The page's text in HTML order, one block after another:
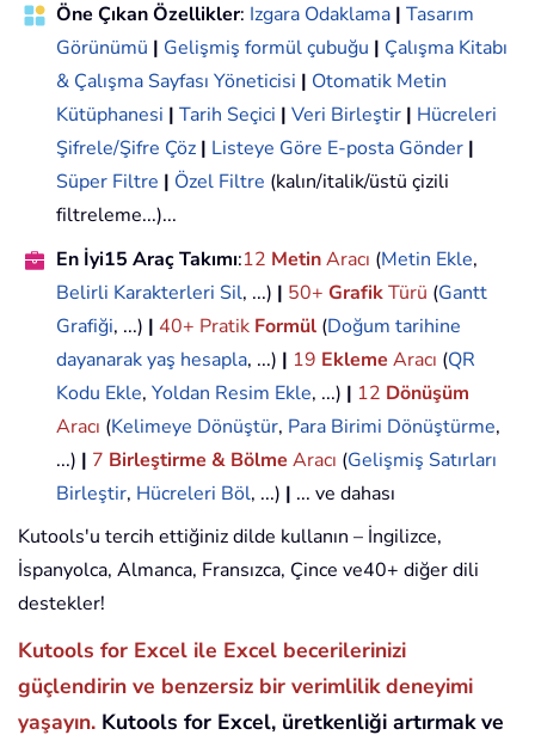
Öne Çıkan Özellikler: Izgara Odaklama | Tasarım
Görünümü | Gelişmiş formül çubuğu | Çalışma Kitabı
& Çalışma Sayfası Yöneticisi | Otomatik Metin
Kütüphanesi | Tarih Seçici | Veri Birleştir | Hücreleri
Şifrele/Şifre Çöz | Listeye Göre E-posta Gönder |
Süper Filtre | Özel Filtre (kalın/italik/üstü çizili
filtreleme...)...
En İyi15 Araç Takımı:12 MetinAracı (Metin Ekle,
Belirli Karakterleri Sil, ...) | 50+ GrafikTürü (Gantt
Grafiği, ...) | 40+ Pratik Formül (Doğum tarihine
dayanarak yaş hesapla, ...) | 19 Ekleme Aracı (QR
Kodu Ekle, Yoldan Resim Ekle, ...) | 12 Dönüşüm
Aracı (Kelimeye Dönüştür, Para Birimi Dönüştürme,
...) | 7 Birleştirme & Bölme Aracı (Gelişmiş Satırları
Birleştir, Hücreleri Böl, ...) | ... ve dahası
Kutools'u tercih ettiğiniz dilde kullanın – İngilizce,
İspanyolca, Almanca, Fransızca, Çince ve40+ diğer dili
destekler!
Kutools for Excel ile Excel becerilerinizi
güçlendirin ve benzersiz bir verimlilik deneyimi
yaşayın. Kutools for Excel, üretkenliği artırmak ve